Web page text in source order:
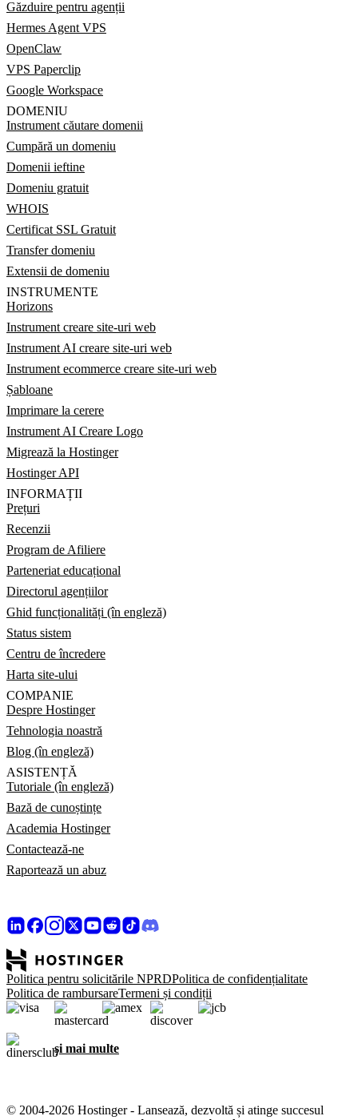
Găzduire pentru agenții
Hermes Agent VPS
OpenClaw
VPS Paperclip
Google Workspace
DOMENIU
Instrument căutare domenii
Cumpără un domeniu
Domenii ieftine
Domeniu gratuit
WHOIS
Certificat SSL Gratuit
Transfer domeniu
Extensii de domeniu
INSTRUMENTE
Horizons
Instrument creare site-uri web
Instrument AI creare site-uri web
Instrument ecommerce creare site-uri web
Șabloane
Imprimare la cerere
Instrument AI Creare Logo
Migrează la Hostinger
Hostinger API
INFORMAȚII
Prețuri
Recenzii
Program de Afiliere
Parteneriat educațional
Directorul agențiilor
Ghid funcționalități (în engleză)
Status sistem
Centru de încredere
Harta site-ului
COMPANIE
Despre Hostinger
Tehnologia noastră
Blog (în engleză)
ASISTENȚĂ
Tutoriale (în engleză)
Bază de cunoștințe
Academia Hostinger
Contactează-ne
Raportează un abuz
Politica pentru solicitările NPRDPolitica de confidențialitate
Politica de rambursareTermeni și condiții
și mai multe
© 2004-2026 Hostinger - Lansează, dezvoltă și atinge succesul